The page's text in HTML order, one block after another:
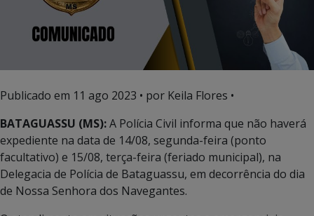
Publicado em 11 ago 2023 • por Keila Flores •
BATAGUASSU (MS):A Polícia Civil informa que não haverá
expediente na data de 14/08, segunda-feira (ponto
facultativo) e 15/08, terça-feira (feriado municipal), na
Delegacia de Polícia de Bataguassu, em decorrência do dia
de Nossa Senhora dos Navegantes.